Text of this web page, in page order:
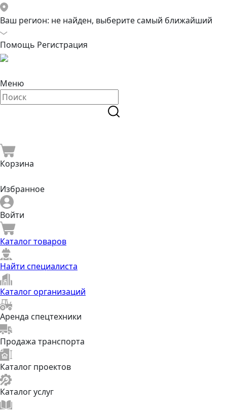
Ваш регион: не найден, выберите самый ближайший
Помощь Регистрация
Меню
Корзина
Избранное
Войти
Каталог товаров
Найти специалиста
Каталог организаций
Аренда спецтехники
Продажа транспорта
Каталог проектов
Каталог услуг